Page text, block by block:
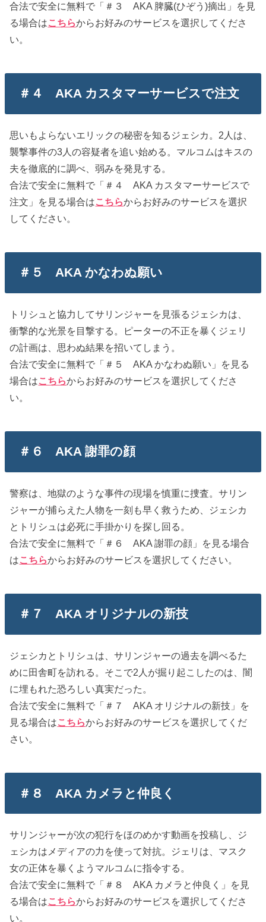
合法で安全に無料で「＃３ AKA 脾臓(ひぞう)摘出」を見
る場合はこちらからお好みのサービスを選択してくださ
い。
＃４ AKA カスタマーサービスで注文
思いもよらないエリックの秘密を知るジェシカ。2人は、
襲撃事件の3人の容疑者を追い始める。マルコムはキスの
夫を徹底的に調べ、弱みを発見する。
合法で安全に無料で「＃４ AKA カスタマーサービスで
注文」を見る場合はこちらからお好みのサービスを選択
してください。
＃５ AKA かなわぬ願い
トリシュと協力してサリンジャーを見張るジェシカは、
衝撃的な光景を目撃する。ピーターの不正を暴くジェリ
の計画は、思わぬ結果を招いてしまう。
合法で安全に無料で「＃５ AKA かなわぬ願い」を見る
場合はこちらからお好みのサービスを選択してくださ
い。
＃６ AKA 謝罪の顔
警察は、地獄のような事件の現場を慎重に捜査。サリン
ジャーが捕らえた人物を一刻も早く救うため、ジェシカ
とトリシュは必死に手掛かりを探し回る。
合法で安全に無料で「＃６ AKA 謝罪の顔」を見る場合
はこちらからお好みのサービスを選択してください。
＃７ AKA オリジナルの新技
ジェシカとトリシュは、サリンジャーの過去を調べるた
めに田舎町を訪れる。そこで2人が掘り起こしたのは、闇
に埋もれた恐ろしい真実だった。
合法で安全に無料で「＃７ AKA オリジナルの新技」を
見る場合はこちらからお好みのサービスを選択してくだ
さい。
＃８ AKA カメラと仲良く
サリンジャーが次の犯行をほのめかす動画を投稿し、ジ
ェシカはメディアの力を使って対抗。ジェリは、マスク
女の正体を暴くようマルコムに指令する。
合法で安全に無料で「＃８ AKA カメラと仲良く」を見
る場合はこちらからお好みのサービスを選択してくださ
い。